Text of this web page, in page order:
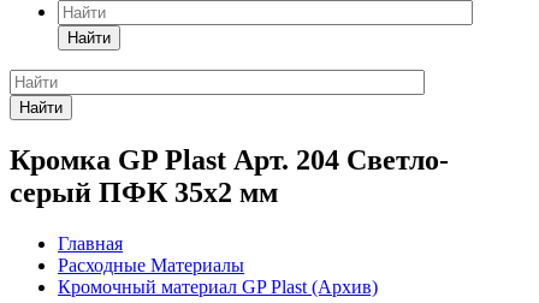
Найти
Найти
Кромка GP Plast Арт. 204 Светло-
серый ПФК 35x2 мм
Главная
Расходные Материалы
Кромочный материал GP Plast (Архив)